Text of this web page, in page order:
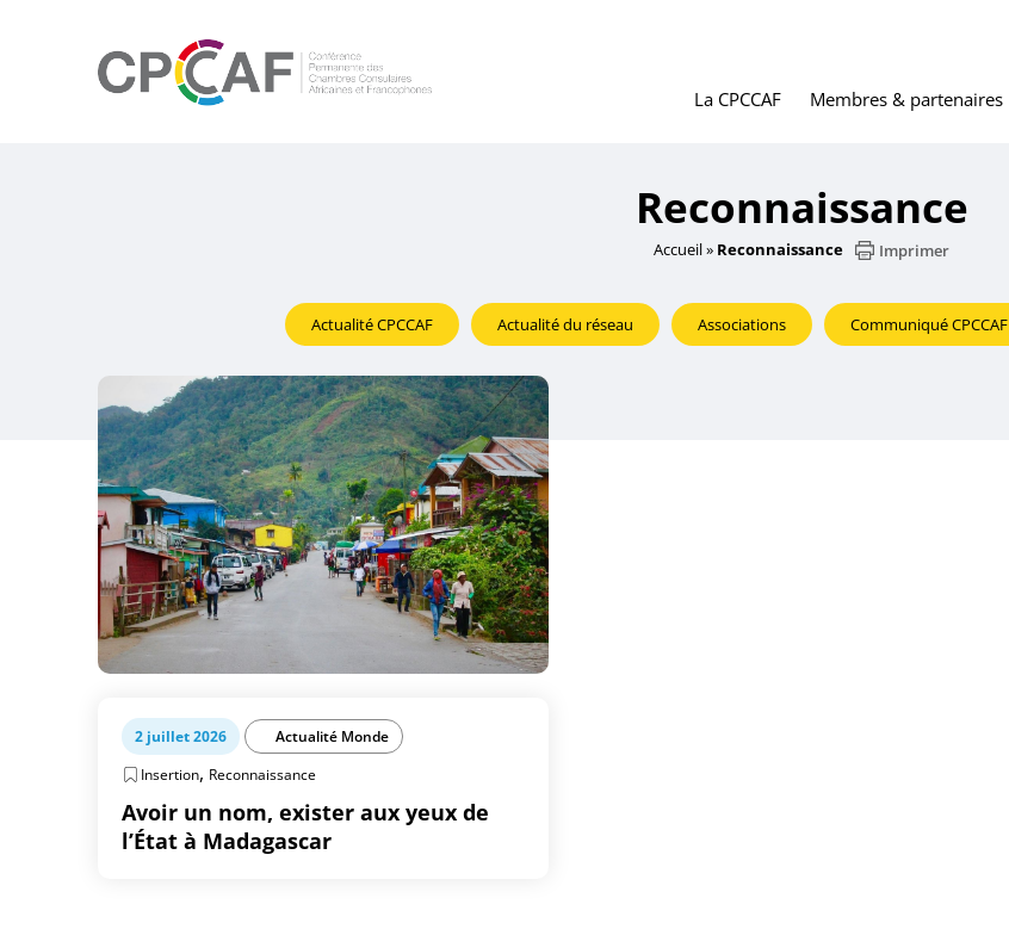
La CPCCAF Membres & partenaires
Reconnaissance
Accueil» Reconnaissance Imprimer
Actualité CPCCAF Actualité du réseau Associations Communiqué CPCCAF
2 juillet 2026
Actualité Monde
Insertion, Reconnaissance
Avoir un nom, exister aux yeux de
l’État à Madagascar